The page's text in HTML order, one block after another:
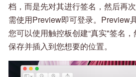
档，而是先对其进行签名，然后再
需使用Preview即可登录。Preview
您可以使用触控板创建“真实"签名
保存并插入到您想要的位置。